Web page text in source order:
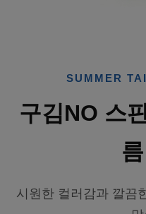
SUMMER
구김NO 스
시원한 컬러감과 깔끔